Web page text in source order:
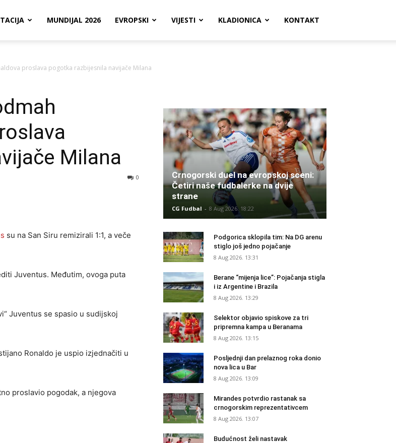
MUNDIJAL 2026 EVROPSKI VIJESTI KLADIONICA KONTAKT
proslava pogotka razbijesnila navijače Milana
Milana
0
su na San Siru remizirali 1:1, a veče
Juventus. Međutim, ovoga puta
Juventus se spasio u sudijskoj
Ronaldo je uspio izjednačiti u
proslavio pogodak, a njegova
Crnogorski duel na evropskoj sceni:
Četiri naše fudbalerke na dvije
strane
CG Fudbal - 8 Aug 2026. 18:22
Podgorica sklopila tim: Na DG arenu
stiglo još jedno pojačanje
8 Aug 2026. 13:31
Berane “mijenja lice”: Pojačanja stigla
i iz Argentine i Brazila
8 Aug 2026. 13:29
Selektor objavio spiskove za tri
pripremna kampa u Beranama
8 Aug 2026. 13:15
Posljednji dan prelaznog roka donio
nova lica u Bar
8 Aug 2026. 13:09
Mirandes potvrdio rastanak sa
crnogorskim reprezentativcem
8 Aug 2026. 13:07
Budućnost želi nastavak